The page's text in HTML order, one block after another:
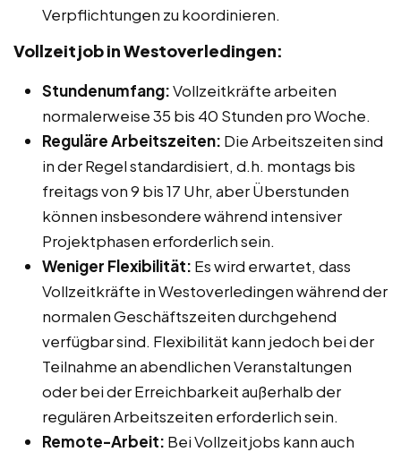
Verpflichtungen zu koordinieren.
Vollzeitjob in Westoverledingen:
Stundenumfang:Vollzeitkräfte arbeiten
normalerweise 35 bis 40 Stunden pro Woche.
Reguläre Arbeitszeiten: Die Arbeitszeiten sind
in der Regel standardisiert, d.h. montags bis
freitags von 9 bis 17 Uhr, aber Überstunden
können insbesondere während intensiver
Projektphasen erforderlich sein.
Weniger Flexibilität: Es wird erwartet, dass
Vollzeitkräfte in Westoverledingen während der
normalen Geschäftszeiten durchgehend
verfügbar sind. Flexibilität kann jedoch bei der
Teilnahme an abendlichen Veranstaltungen
oder bei der Erreichbarkeit außerhalb der
regulären Arbeitszeiten erforderlich sein.
Remote-Arbeit: Bei Vollzeitjobs kann auch